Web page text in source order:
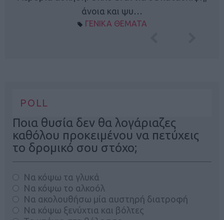
άνοια και ψυ…
ΓΕΝΙΚΑ ΘΕΜΑΤΑ
POLL
Ποια θυσία δεν θα λογάριαζες
καθόλου προκειμένου να πετύχεις
το δρομικό σου στόχο;
Να κόψω τα γλυκά
Να κόψω το αλκοόλ
Να ακολουθήσω μία αυστηρή διατροφή
Να κόψω ξενύχτια και βόλτες